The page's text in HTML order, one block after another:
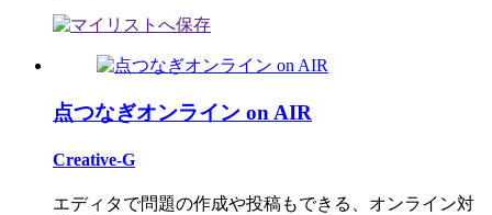
点つなぎオンライン on AIR
Creative-G
エディタで問題の作成や投稿もできる、オンライン対